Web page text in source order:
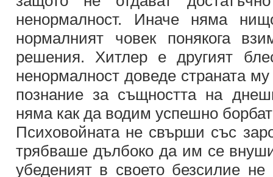
ненормалност. Иначе няма
нормалният човек понякога
решения. Хитлер е другият
ненормалност доведе страната
познание за същността на
няма как да водим успешно
Психовойната не свърши със
трябваше дълбоко да им се
убеденият в своето безсилие